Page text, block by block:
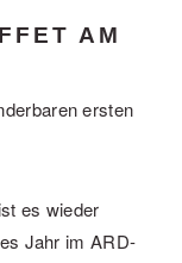
AM
ersten
es wieder
Jahr im ARD-